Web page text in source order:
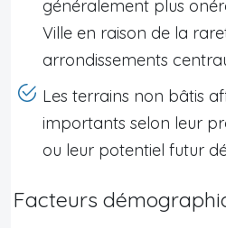
généralement plus
Ville en raison de la
arrondissements
Les terrains non bâtis
importants selon leur
ou leur potentiel futur
Facteurs